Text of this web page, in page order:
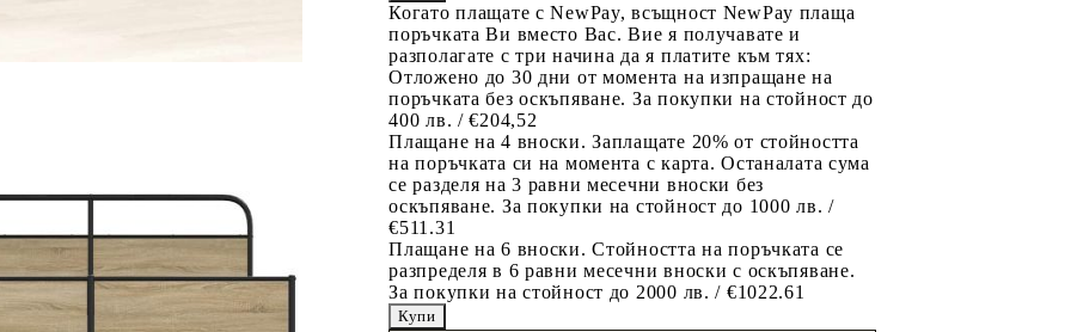
Когато плащате с NewPay, всъщност NewPay плаща
поръчката Ви вместо Вас. Вие я получавате и
разполагате с три начина да я платите към тях:
Отложено до 30 дни от момента на изпращане на
поръчката без оскъпяване. За покупки на стойност до
400 лв. / €204,52
Плащане на 4 вноски. Заплащате 20% от стойността
на поръчката си на момента с карта. Останалата сума
се разделя на 3 равни месечни вноски без
оскъпяване. За покупки на стойност до 1000 лв. /
€511.31
Плащане на 6 вноски. Стойността на поръчката се
разпределя в 6 равни месечни вноски с оскъпяване.
За покупки на стойност до 2000 лв. / €1022.61